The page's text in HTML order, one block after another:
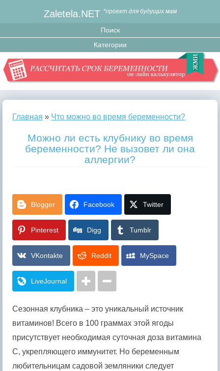
Zaletela.NET *проект для будущих мам
Главная » Что можно во время беременности?
Можно ли есть клубнику во время
беременности? Не вызовет ли она
аллергии?
Blogger Facebook Twitter
Pinterest Digg Tumblr
VKontakte Reddit MySpace
LiveJournal
Сезонная клубника – это уникальный источник
витаминов! Всего в 100 граммах этой ягоды
присутствует необходимая суточная доза витамина
C, укрепляющего иммунитет. Но беременным
любительницам садовой земляники следует